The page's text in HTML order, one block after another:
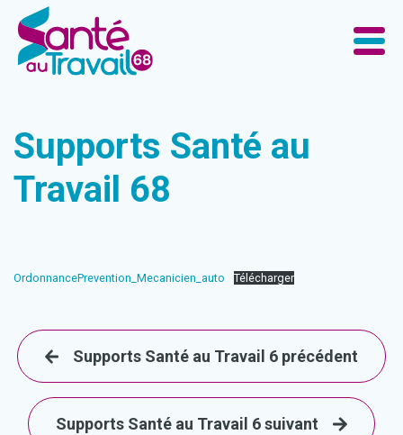
Supports Santé au
Travail 68
OrdonnancePrevention_Mecanicien_auto Télécharger
Supports Santé au Travail 6 précédent
Supports Santé au Travail 6 suivant